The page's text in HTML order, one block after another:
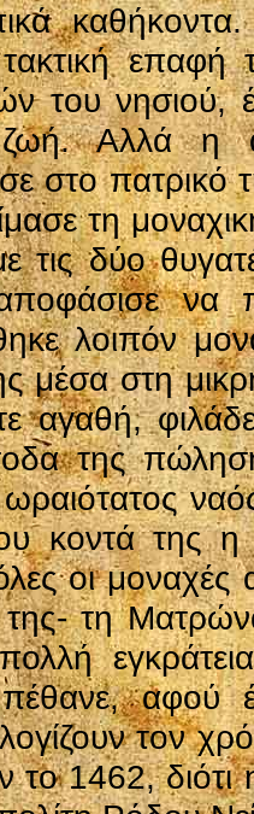
επαφή
του νησιού,
ζωή. Αλλά η
στο πατρικό
τη
τις δύο
να
λοιπόν
μέσα στη
αγαθή,
της
ωραιότατος
κοντά της
οι
τη
αφού
τον
το 1462,